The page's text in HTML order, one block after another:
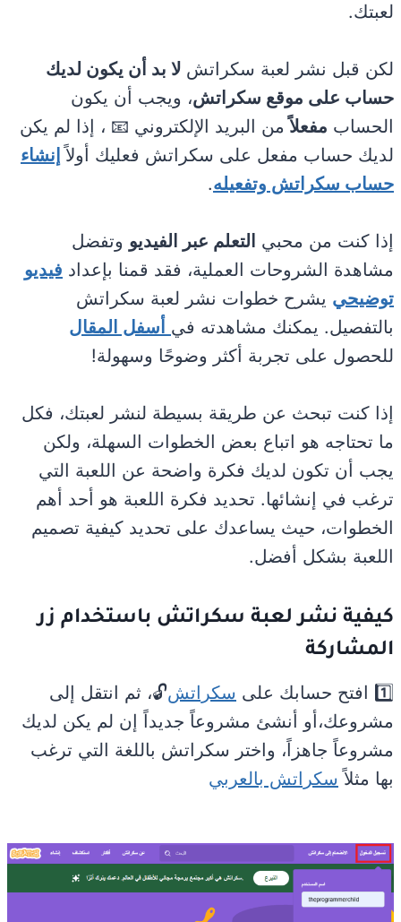
لعبتك.
لكن قبل نشر لعبة سكراتش لا بد أن يكون لديك
حساب على موقع سكراتش، ويجب أن يكون
الحساب مفعلاً من البريد الإلكتروني 📧 ، إذا لم يكن
لديك حساب مفعل على سكراتش فعليك أولاً إنشاء
حساب سكراتش وتفعيله.
إذا كنت من محبي التعلم عبر الفيديو وتفضل
مشاهدة الشروحات العملية، فقد قمنا بإعداد فيديو
توضيحي يشرح خطوات نشر لعبة سكراتش
بالتفصيل. يمكنك مشاهدته في أسفل المقال
للحصول على تجربة أكثر وضوحًا وسهولة!
إذا كنت تبحث عن طريقة بسيطة لنشر لعبتك، فكل
ما تحتاجه هو اتباع بعض الخطوات السهلة، ولكن
يجب أن تكون لديك فكرة واضحة عن اللعبة التي
ترغب في إنشائها. تحديد فكرة اللعبة هو أحد أهم
الخطوات، حيث يساعدك على تحديد كيفية تصميم
اللعبة بشكل أفضل.
كيفية نشر لعبة سكراتش باستخدام زر
المشاركة
1️⃣ افتح حسابك على
سكراتش🔓، ثم انتقل إلى
مشروعك،أو أنشئ مشروعاً جديداً إن لم يكن لديك
مشروعاً جاهزاً، واختر سكراتش باللغة التي ترغب
بها مثلاً سكراتش بالعربي